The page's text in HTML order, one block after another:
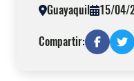
Guayaquil 15/04/
Compartir: